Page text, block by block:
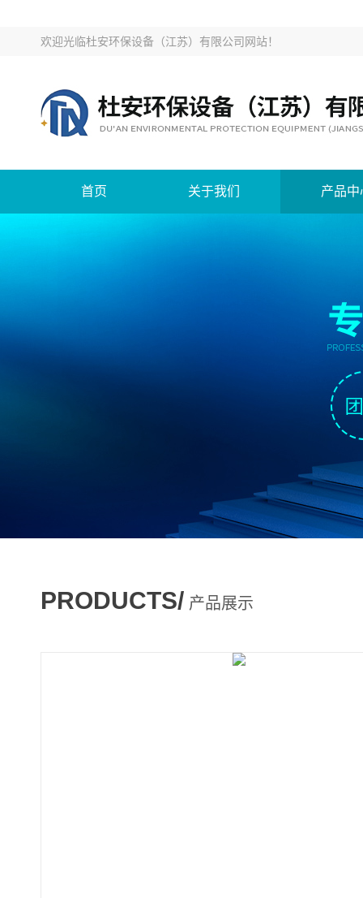
欢迎光临杜安环保设备（江苏）有限公司网站！
首页 关于我们 产品中
PRODUCTS/ 产品展示